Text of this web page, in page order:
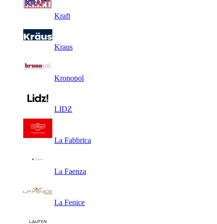
Kraft
Kraus
Kronopol
LIDZ
La Fabbrica
La Faenza
La Fenice